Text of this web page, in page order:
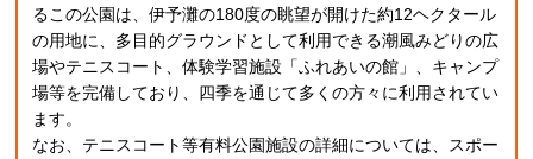
るこの公園は、伊予灘の180度の眺望が開けた約12ヘクタール
の用地に、多目的グラウンドとして利用できる潮風みどりの広
場やテニスコート、体験学習施設「ふれあいの館」、キャンプ
場等を完備しており、四季を通じて多くの方々に利用されてい
ます。
なお、テニスコート等有料公園施設の詳細については、スポー